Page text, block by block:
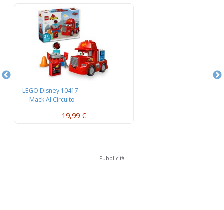
LEGO Disney 10417 -
Mack Al Circuito
19,99 €
Pubblicità